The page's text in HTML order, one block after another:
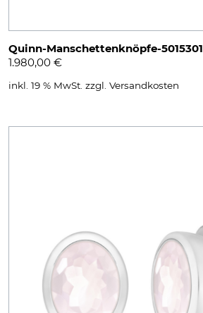
Quinn-Manschettenknöpfe-5015301
1.980,00 €
inkl. 19 % MwSt. zzgl. Versandkosten